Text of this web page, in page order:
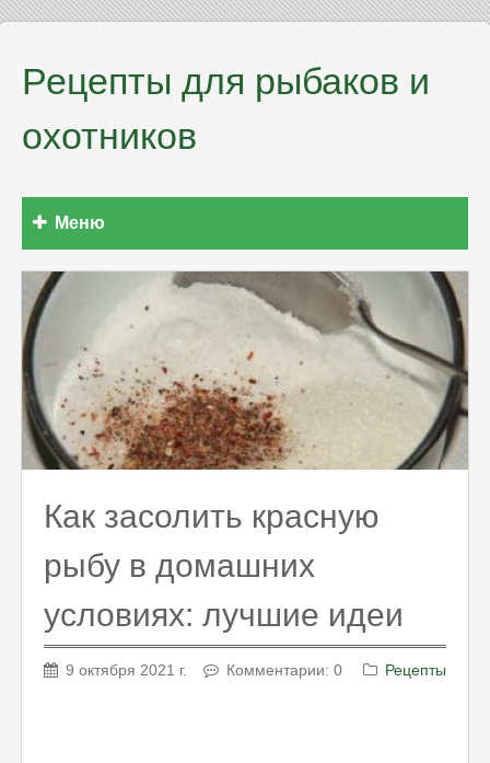
Рецепты для рыбаков и
охотников
Меню
Как засолить красную
рыбу в домашних
условиях: лучшие идеи
9 октября 2021 г. Комментарии: 0 Рецепты